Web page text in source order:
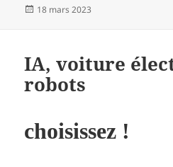
Publié
18 mars 2023
IA, voiture
robots
choisissez !